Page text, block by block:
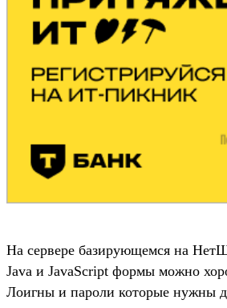
На сервере базирующемся на
Java и JavaScript формы можно
Лоигны и пароли которые нужны